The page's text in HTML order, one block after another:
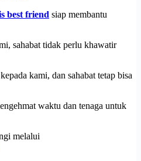
best friend siap membantu
sahabat tidak perlu khawatir
kami, dan sahabat tetap bisa
waktu dan tenaga untuk
melalui